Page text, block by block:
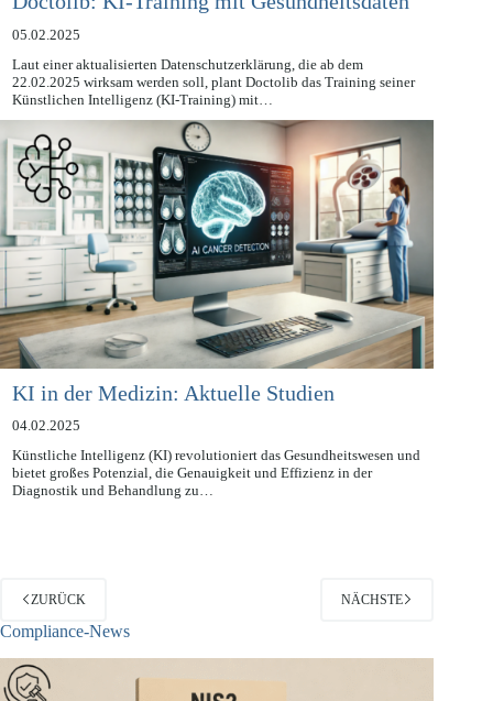
Doctolib: KI-Training mit Gesundheitsdaten
05.02.2025
Laut einer aktualisierten Datenschutzerklärung, die ab dem
22.02.2025 wirksam werden soll, plant Doctolib das Training seiner
Künstlichen Intelligenz (KI-Training) mit…
KI in der Medizin: Aktuelle Studien
04.02.2025
Künstliche Intelligenz (KI) revolutioniert das Gesundheitswesen und
bietet großes Potenzial, die Genauigkeit und Effizienz in der
ZURÜCK
Compliance-News